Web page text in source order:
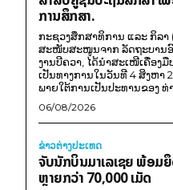
ການສຶກສາ.
ກະຊວງສຶກສາທິການ ແລະ ກິລາ
ສະໜັບສະໜູນຈາກ ລັດຖະບານ
ງານບີຄວາ, ໄດ້ນຳສະເໜີເຄື່ອງມື
ເປັນທາງການໃນວັນທີ 4 ສິງຫາ
ພາຍໃຕ້ການເປັນປະທານຂອງ ທ່າ
06/08/2026
ຂ່າວຕ່າງປະເທດ
ຈັບນັກບິນມາເລເຊຍ ພ້ອມຍຶ
ຫຼາຍກວ່າ 70,000 ເມັດ